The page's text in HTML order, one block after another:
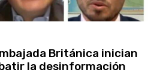
Británica inician
la desinformación